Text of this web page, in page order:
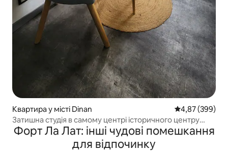
Квартира у місті Dinan Середня
4,87 (399)
Затишна студія в самому центрі історичного центру
Дінана
Форт Ла Лат: інші чудові помешкання
для відпочинку